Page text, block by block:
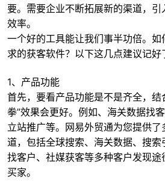
要。需要企业不断拓展新的渠道，
效率。
一个好的工具能让我们事半功倍。
求的获客软件？以下这几点建议记好
1、产品功能
首先，要看产品功能是不是齐全，结
拳”效果会更好。例如、海关数据找
立站推广等。网易外贸通为您提供
道，包括全球搜索、海关数据、搜
找客户、社媒获客等多种客户发现
买家。